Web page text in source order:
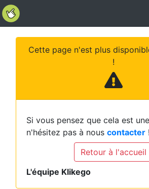
Cette page n'est plus
!
Si vous pensez que cela est
n'hésitez pas à nous contacter !
Retour à l'accueil
L'équipe Klikego